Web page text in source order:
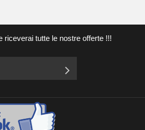
riceverai tutte le nostre offerte !!!